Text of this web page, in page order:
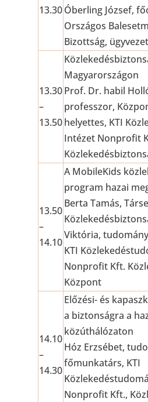
13.30Óberling József,
Országos
Bizottság,
13.30
–
13.50
Magyarországon
Prof. Dr. habil
professzor,
helyettes, KTI
Intézet Nonprofit
13.50
–
14.10
A MobileKids
program hazai
Berta Tamás,
Viktória,
KTI
Nonprofit Kft.
Központ
14.10
–
14.30
Előzési- és
a biztonságra a
közúthálózaton
Hóz Erzsébet,
főmunkatárs, KTI
Nonprofit Kft.,